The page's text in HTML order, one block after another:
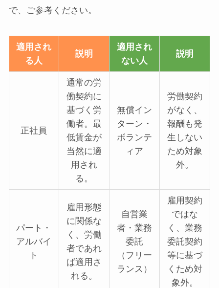
で、ご参考ください。
適用され
る人
説明
適用され
ない人
説明
正社員
通常の労
働契約に
基づく労
働者。最
低賃金が
当然に適
用され
る。
無償イン
ターン・
ボランテ
ィア
労働契約
がなく、
報酬も発
生しない
ため対象
外。
パート・
アルバイ
ト
雇用形態
に関係な
く、労働
者であれ
ば適用さ
れる。
自営業
者・業務
委託
（フリー
ランス）
雇用契約
ではな
く、業務
委託契約
等に基づ
くため対
象外。